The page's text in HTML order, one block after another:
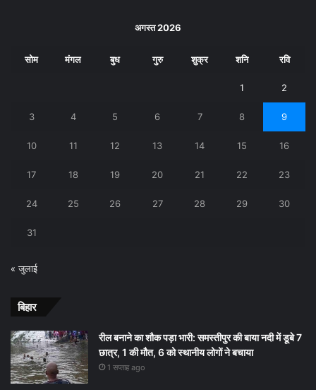
अगस्त 2026
सोम मंगल बुध गुरु शुक्र शनि रवि
1 2
3 4 5 6 7 8 9
10 11 12 13 14 15 16
17 18 19 20 21 22 23
24 25 26 27 28 29 30
31
« जुलाई
बिहार
रील बनाने का शौक पड़ा भारी: समस्तीपुर की बाया नदी में डूबे 7
छात्र, 1 की मौत, 6 को स्थानीय लोगों ने बचाया
1 सप्ताह ago